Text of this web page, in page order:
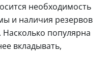
необходимость
и наличия резервов
популярна
вкладывать,